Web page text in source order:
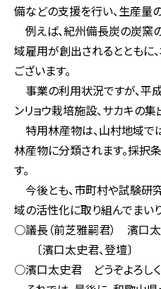
備などの支援を行い、生産量
例えば、紀州備長炭の炭窯
域雇用が創出されるとともに
ございます。
事業の利用状況ですが、平
ンリョウ栽培施設、サカキの
特用林産物は、山村地域で
林産物に分類されます。採択
す。
今後とも、市町村や試験研
域の活性化に取り組んでまいり
○議長（前芝雅嗣君） 濱口太
〔濱口太史君、登壇〕
○濱口太史君 どうぞよろしく